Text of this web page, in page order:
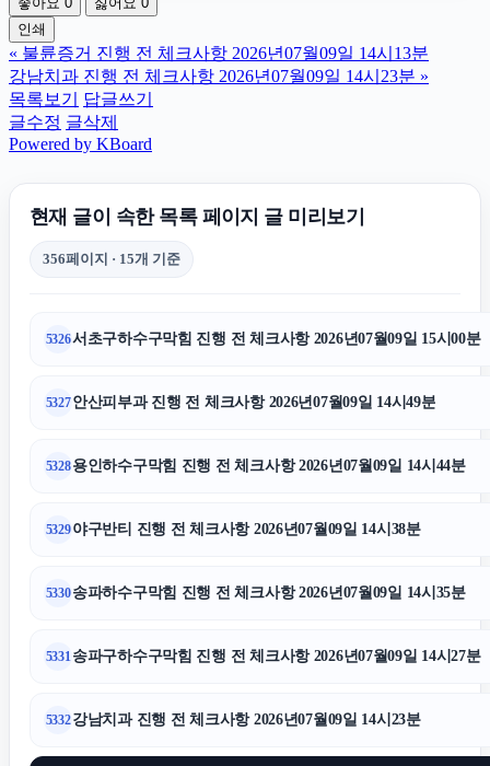
강남마약변호사
인스타 팔로워 구매
중랑구하수구막힘
수원형사전문변호사
인스타 좋아요 구매
인쇄
« 불륜증거 진행 전 체크사항 2026년07월09일 14시13분
강남치과 진행 전 체크사항 2026년07월09일 14시23분 »
목록보기
답글쓰기
글수정 글삭제
Powered by KBoard
현재 글이 속한 목록 페이지 글 미리보기
356페이지 · 15개 기준
5326서초구하수구막힘 진행 전 체크사항 2026년07월09일 15시00분
5327안산피부과 진행 전 체크사항 2026년07월09일 14시49분
5328용인하수구막힘 진행 전 체크사항 2026년07월09일 14시44분
5329야구반티 진행 전 체크사항 2026년07월09일 14시38분
5330송파하수구막힘 진행 전 체크사항 2026년07월09일 14시35분
5331 송파구하수구막힘 진행 전 체크사항 2026년07월09일 14시27분
5332강남치과 진행 전 체크사항 2026년07월09일 14시23분